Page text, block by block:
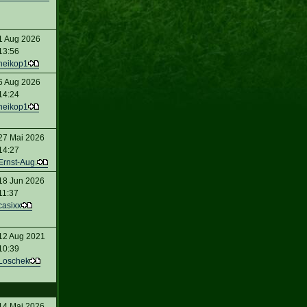
Aug 2026
Aug 2026
Mai 2026
Aug.
Jun 2026
Aug 2021